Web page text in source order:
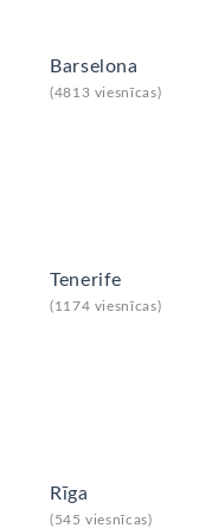
Barselona
(4813 viesnīcas)
Tenerife
(1174 viesnīcas)
Rīga
(545 viesnīcas)